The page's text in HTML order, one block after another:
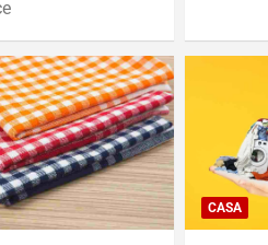
CASA